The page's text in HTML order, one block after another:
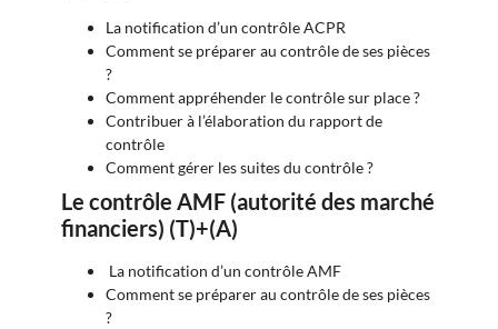
La notification d’un contrôle ACPR
Comment se préparer au contrôle de ses pièces
?
Comment appréhender le contrôle sur place ?
Contribuer à l’élaboration du rapport de
contrôle
Comment gérer les suites du contrôle ?
Le contrôle AMF (autorité des marché
financiers) (T)+(A)
La notification d’un contrôle AMF
Comment se préparer au contrôle de ses pièces
?